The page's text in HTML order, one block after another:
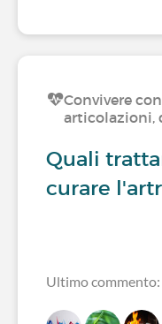
Convivere
articolazioni,
Quali
curare
Ultimo